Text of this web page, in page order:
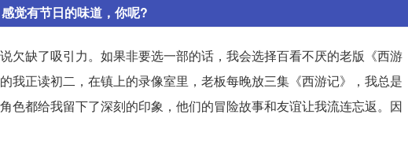
觉有节日的味道，你呢?
欠缺了吸引力。如果非要选一部的话，我会选择百看不厌的老版《西游
我正读初二，在镇上的录像室里，老板每晚放三集《西游记》，我总是
色都给我留下了深刻的印象，他们的冒险故事和友谊让我流连忘返。因